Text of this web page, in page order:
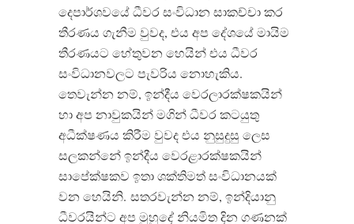
දෙපාර්ශවයේධීවරසංවිධාන සාකච්චාකර
තීරණය ගැනීම වුවද, එය අපදේශයේමායිම
තීරණයට හේතුවන හෙයින්එය ධීවර
සංවිධානවලට පැවරිය නොහැකිය.
තෙවැන්න නම්, ඉන්දීය වෙරලාරක්ෂකයින්
හා අප නාවුකයින් මගින් ධීවර කටයුතු
අධීක්ෂණය කිරීම වුවද එය නුසුදුසු ලෙස
සලකන්නේ ඉන්දීය වෙරළාරක්ෂකයින්
සාපේක්ෂකව ඉතා ශක්තිමත් සංවිධානයක්
වන හෙයිනි. සතරවැන්න නම්, ඉන්දියානු
ධීවරයින්ට අප මුහුදේ නියමිත දින ගණනක්